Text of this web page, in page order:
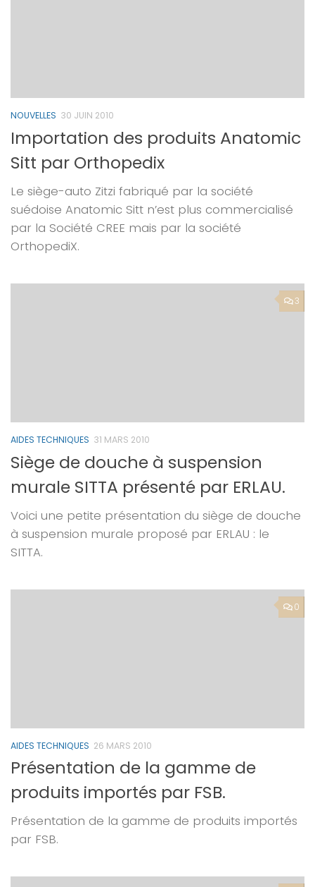
NOUVELLES 30 JUIN 2010
Importation des produits Anatomic
Sitt par Orthopedix
Le siège-auto Zitzi fabriqué par la société
suédoise Anatomic Sitt n’est plus commercialisé
par la Société CREE mais par la société
OrthopediX.
3
AIDES TECHNIQUES 31 MARS 2010
Siège de douche à suspension
murale SITTA présenté par ERLAU.
Voici une petite présentation du siège de douche
à suspension murale proposé par ERLAU : le
SITTA.
0
AIDES TECHNIQUES 26 MARS 2010
Présentation de la gamme de
produits importés par FSB.
Présentation de la gamme de produits importés
par FSB.